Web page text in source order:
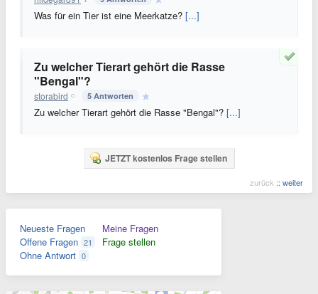
Was für ein Tier ist eine Meerkatze? [...]
Zu welcher Tierart gehört die Rasse
"Bengal"?
storabird 5 Antworten
Zu welcher Tierart gehört die Rasse "Bengal"? [...]
JETZT kostenlos Frage stellen
zurück :: weiter
Neueste Fragen
Offene Fragen 21
Ohne Antwort 0
Meine Fragen
Frage stellen